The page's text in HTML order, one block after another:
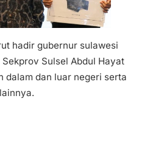
hadir gubernur sulawesi
Sulsel Abdul Hayat
dalam dan luar negeri serta